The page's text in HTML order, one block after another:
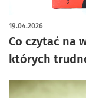
Co czytać na
których
19.04.2026
artykuł z galerią